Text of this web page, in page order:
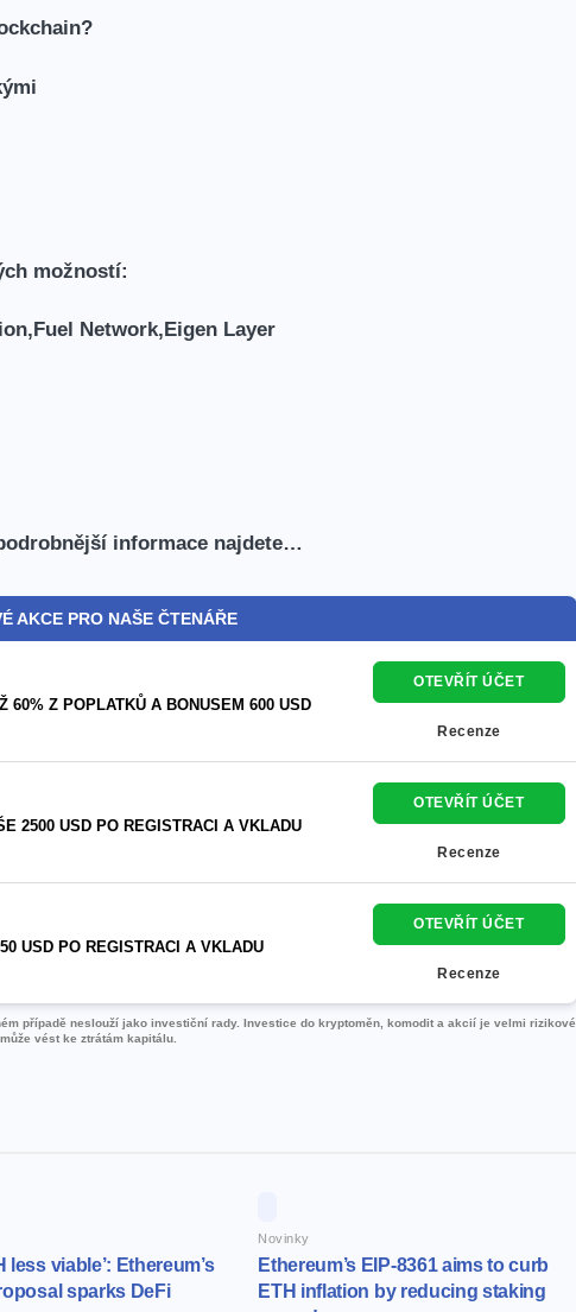
možností:
Network,Eigen Layer
informace najdete…
AKCE PRO NAŠE ČTENÁŘE
60% Z POPLATKŮ A BONUSEM 600 USD
OTEVŘÍT ÚČET
Recenze
2500 USD PO REGISTRACI A VKLADU
OTEVŘÍT ÚČET
Recenze
USD PO REGISTRACI A VKLADU
OTEVŘÍT ÚČET
Recenze
případě neslouží jako investiční rady. Investice do kryptoměn, komodit a akcií je velmi rizikové
vést ke ztrátám kapitálu.
less viable’: Ethereum’s
sparks DeFi
Novinky
Ethereum’s EIP-8361 aims to curb
ETH inflation by reducing staking